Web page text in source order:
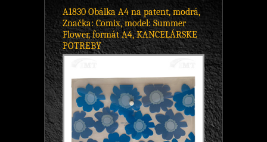
A1830 Obálka A4 na patent, modrá,
Značka: Comix, model: Summer
Flower, formát A4, KANCELÁRSKE
POTREBY